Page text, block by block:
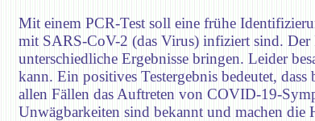
Mit einem PCR-Test soll eine frühe
mit SARS-CoV-2 (das Virus) infiziert sind. Der
unterschiedliche Ergebnisse bringen. Leider
kann. Ein positives Testergebnis bedeutet,
allen Fällen das Auftreten von COVID-19-
Unwägbarkeiten sind bekannt und machen die